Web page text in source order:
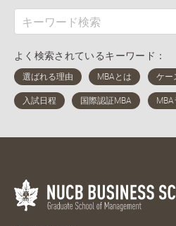
よく検索されているキーワード：